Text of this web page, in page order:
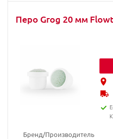
Перо Grog 20 мм
Бренд/Производитель